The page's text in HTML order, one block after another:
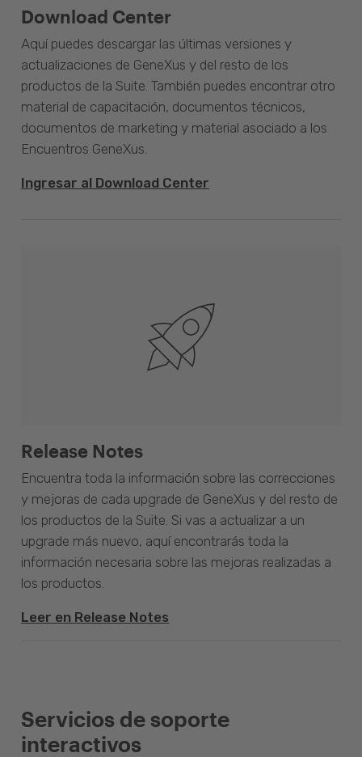
Download Center
Aquí puedes descargar las últimas versiones y
actualizaciones de GeneXus y del resto de los
productos de la Suite. También puedes encontrar otro
material de capacitación, documentos técnicos,
documentos de marketing y material asociado a los
Encuentros GeneXus.
Ingresar al Download Center
Release Notes
Encuentra toda la información sobre las correcciones
y mejoras de cada upgrade de GeneXus y del resto de
los productos de la Suite. Si vas a actualizar a un
upgrade más nuevo, aquí encontrarás toda la
información necesaria sobre las mejoras realizadas a
los productos.
Leer en Release Notes
Servicios de soporte
interactivos